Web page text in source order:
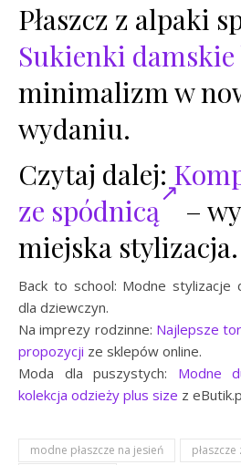
Płaszcz z alpaki
Sukienki damskie
minimalizm w
wydaniu.
Czytaj dalej:
ze spódnicą
–
miejska stylizacja.
Back to school: Modne stylizacje
dla dziewczyn.
Na imprezy rodzinne: Najlepsze
propozycji ze sklepów online.
Moda dla puszystych: Modne
kolekcja odzieży plus size z
modne płaszcze na jesień